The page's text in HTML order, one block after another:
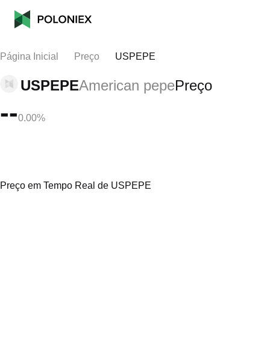
Página Inicial Preço USPEPE
USPEPEAmerican pepePreço
--0.00%
Preço em Tempo Real de USPEPE